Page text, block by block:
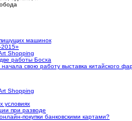
машинок
Shopping
работы Босха
свою работу выставка китайского
Shopping
условиях
при разводе
покупки банковскими картами?